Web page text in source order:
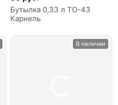
Бутылка 0,33 л ТО-43
Карнель
В наличии